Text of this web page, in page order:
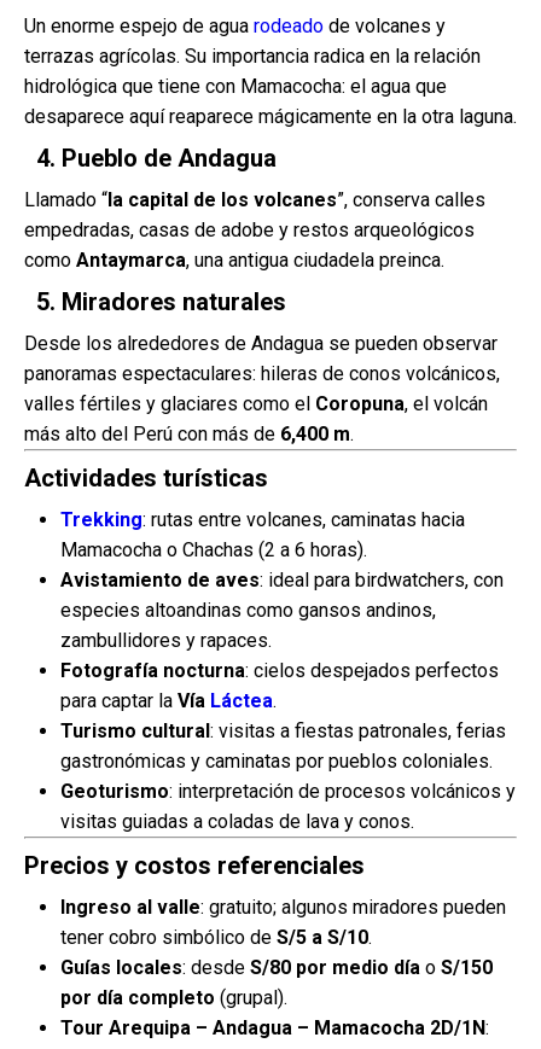
Un enorme espejo de agua rodeado de volcanes y
terrazas agrícolas. Su importancia radica en la relación
hidrológica que tiene con Mamacocha: el agua que
desaparece aquí reaparece mágicamente en la otra laguna.
4. Pueblo de Andagua
Llamado “la capital de los volcanes”, conserva calles
empedradas, casas de adobe y restos arqueológicos
como Antaymarca, una antigua ciudadela preinca.
5. Miradores naturales
Desde los alrededores de Andagua se pueden observar
panoramas espectaculares: hileras de conos volcánicos,
valles fértiles y glaciares como el Coropuna, el volcán
más alto del Perú con más de 6,400 m.
Actividades turísticas
Trekking: rutas entre volcanes, caminatas hacia
Mamacocha o Chachas (2 a 6 horas).
Avistamiento de aves: ideal para birdwatchers, con
especies altoandinas como gansos andinos,
zambullidores y rapaces.
Fotografía nocturna: cielos despejados perfectos
para captar la Vía Láctea.
Turismo cultural: visitas a fiestas patronales, ferias
gastronómicas y caminatas por pueblos coloniales.
Geoturismo: interpretación de procesos volcánicos y
visitas guiadas a coladas de lava y conos.
Precios y costos referenciales
Ingreso al valle: gratuito; algunos miradores pueden
tener cobro simbólico de S/5 a S/10.
Guías locales: desde S/80 por medio día o S/150
por día completo (grupal).
Tour Arequipa – Andagua – Mamacocha 2D/1N: